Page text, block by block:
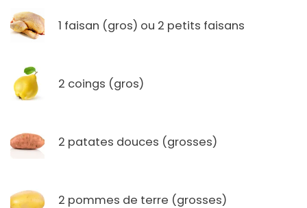
1 faisan (gros) ou 2 petits faisans
2 coings (gros)
2 patates douces (grosses)
2 pommes de terre (grosses)